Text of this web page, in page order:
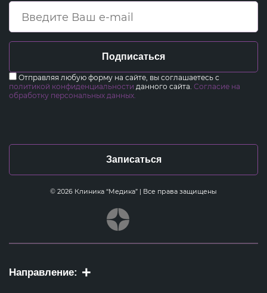
© 2026 Клиника “Медика” | Все права защищены
Записаться
Подписаться
Отправляя любую форму на сайте, вы соглашаетесь с
политикой конфиденциальности данного сайта. Согласие на
обработку персональных данных.
Направление: